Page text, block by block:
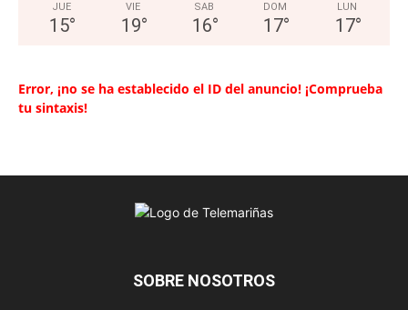
JUE
15°
VIE
19°
SAB
16°
DOM
17°
LUN
17°
Error, ¡no se ha establecido el ID del anuncio! ¡Comprueba
tu sintaxis!
SOBRE NOSOTROS